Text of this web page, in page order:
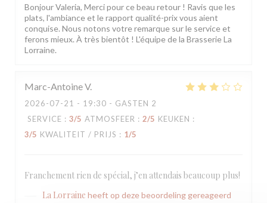
Bonjour Valeria, Merci pour ce beau retour ! Ravis que les
plats, l'ambiance et le rapport qualité-prix vous aient
conquise. Nous notons votre remarque sur le service et
ferons mieux. À très bientôt ! L'équipe de la Brasserie La
Lorraine.
Marc-AntoineV
2026-07-21 - 19:30 - GASTEN 2
SERVICE : 3/5 ATMOSFEER : 2/5 KEUKEN :
3/5 KWALITEIT / PRIJS : 1/5
Franchement rien de spécial, j’en attendais beaucoup plus!
La Lorraine heeft op deze beoordeling gereageerd